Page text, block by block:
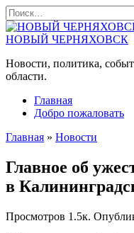
Перейти
к
содержанию
Search
for:
НОВЫЙ ЧЕРНЯХОВСК
Новости, политика,
области.
Главная
Добро пожаловать
Главная » Новости
Главное об
в
Просмотров 1.5к.